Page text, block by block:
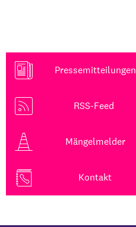
Pressemitteilungen
RSS-Feed
Mängelmelder
Kontakt